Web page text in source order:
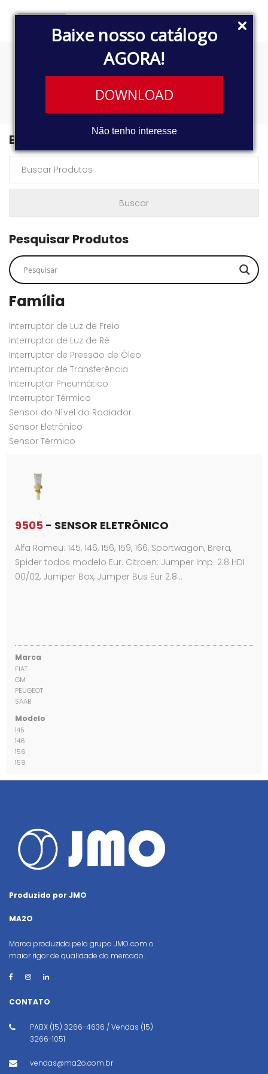
Baixe nosso catálogo
AGORA!
DOWNLOAD
Não tenho interesse
4005
Buscar Produtos
Pesquisar Produtos
Família
Interruptor de Luz de Freio
Interruptor de Luz de Ré
Interruptor de Pressão de Óleo
Interruptor de Transferência
Interruptor Pneumático
Interruptor Térmico
Sensor do Nível do Radiador
Sensor Eletrônico
Sensor Térmico
9505 - SENSOR ELETRÔNICO
Alfa Romeu: 145, 146, 156, 159, 166, Sportwagon, Brera,
Spider todos modelo Eur. Citroen: Jumper Imp. 2.8 HDI
00/02, Jumper Box, Jumper Bus Eur 2.8…
Marca
FIAT
GM
PEUGEOT
SAAB
Modelo
145
146
156
159
Produzido por JMO
MA2O
Marca produzida pelo grupo JMO com o
maior rigor de qualidade do mercado.
CONTATO
PABX (15) 3266-4636 / Vendas (15)
3266-1051
vendas@ma2o.com.br